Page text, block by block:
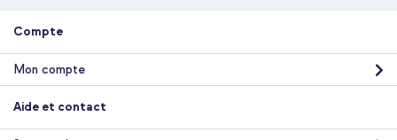
gratuite
Apple Smart Folio Apple iPad 11 (2025) 11 pouces A16 / iPad 10
iPad 6 à 11 (2018/2025) / Pro 12.9 (2015/2017) / Air 10.5 (2019) /
Compte
Mon compte
Aide et contact